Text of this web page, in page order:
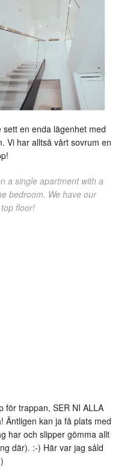
en enda lägenhet med
Vi har alltså vårt sovrum en
a single apartment with a
bedroom. We have our
floor!
för trappan, SER NI ALLA
Äntligen kan ja få plats med
har och slipper gömma allt
där). :-) Här var jag såld